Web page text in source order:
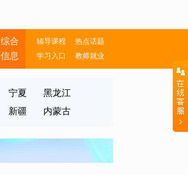
综合
信息
辅导课程
热点话题
学习入口
教师就业
宁夏
黑龙江
新疆 内蒙古